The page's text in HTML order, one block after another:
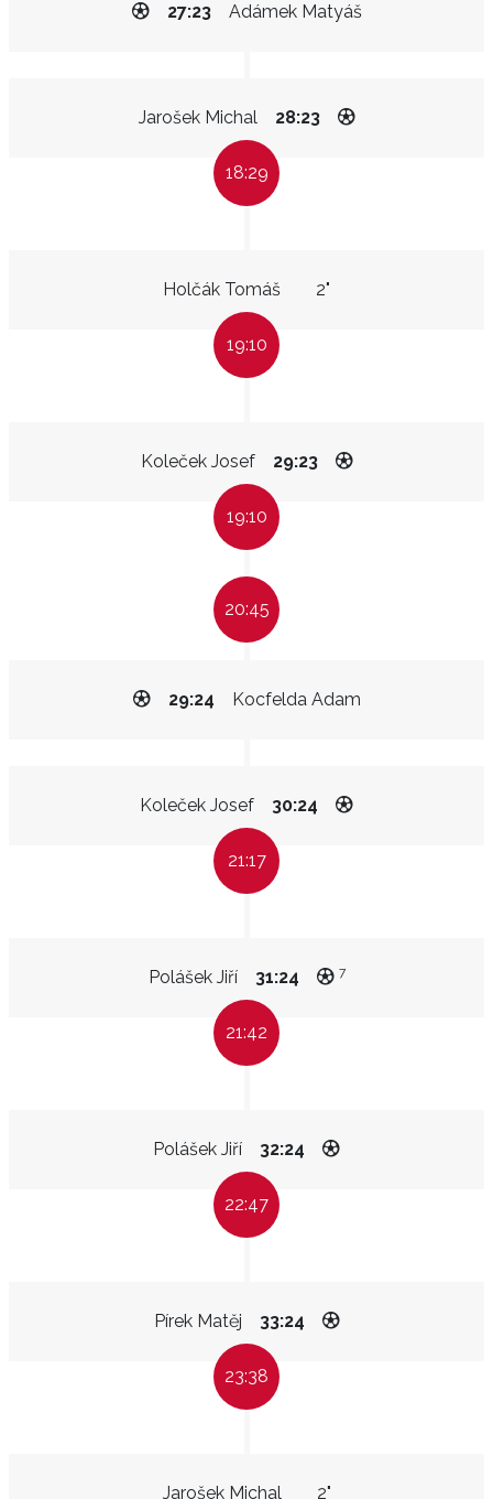
Adámek Matyáš
27:23
Jarošek Michal 28:23
18:29
Holčák Tomáš 2"
19:10
Koleček Josef 29:23
19:10
20:45
Kocfelda Adam
29:24
Koleček Josef 30:24
21:17
Polášek Jiří 31:24 7
21:42
Polášek Jiří 32:24
22:47
Pírek Matěj 33:24
23:38
Jarošek Michal 2"